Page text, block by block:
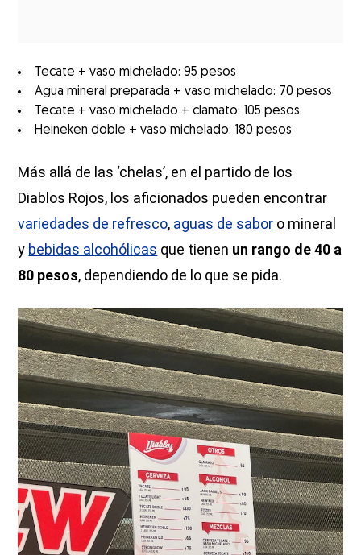
Tecate + vaso michelado: 95 pesos
Agua mineral preparada + vaso michelado: 70 pesos
Tecate + vaso michelado + clamato: 105 pesos
Heineken doble + vaso michelado: 180 pesos
Más allá de las ‘chelas’, en el partido de los
Diablos Rojos, los aficionados pueden encontrar
variedades de refresco, aguas de sabor o mineral
y bebidas alcohólicas que tienen un rango de 40 a
80 pesos, dependiendo de lo que se pida.